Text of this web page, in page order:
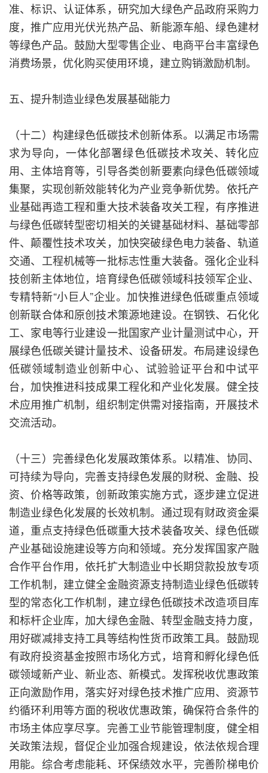
准、标识、认证体系，研究加大绿色产品政府采购力
度，推广应用光伏光热产品、新能源车船、绿色建材
等绿色产品。鼓励大型零售企业、电商平台丰富绿色
消费场景，优化购买使用环境，建立购销激励机制。
五、提升制造业绿色发展基础能力
（十二）构建绿色低碳技术创新体系。以满足市场需
求为导向，一体化部署绿色低碳技术攻关、转化应
用、主体培育等，引导各类创新要素向绿色低碳领域
集聚，实现创新效能转化为产业竞争新优势。依托产
业基础再造工程和重大技术装备攻关工程，有序推进
与绿色低碳转型密切相关的关键基础材料、基础零部
件、颠覆性技术攻关，加快突破绿色电力装备、轨道
交通、工程机械等一批标志性重大装备。强化企业科
技创新主体地位，培育绿色低碳领域科技领军企业、
专精特新“小巨人”企业。加快推进绿色低碳重点领域
创新联合体和原创技术策源地建设。在钢铁、石化化
工、家电等行业建设一批国家产业计量测试中心，开
展绿色低碳关键计量技术、设备研发。布局建设绿色
低碳领域制造业创新中心、试验验证平台和中试平
台，加快推进科技成果工程化和产业化发展。健全技
术应用推广机制，组织制定供需对接指南，开展技术
交流活动。
（十三）完善绿色化发展政策体系。以精准、协同、
可持续为导向，完善支持绿色发展的财税、金融、投
资、价格等政策，创新政策实施方式，逐步建立促进
制造业绿色化发展的长效机制。通过现有财政资金渠
道，重点支持绿色低碳重大技术装备攻关、绿色低碳
产业基础设施建设等方向和领域。充分发挥国家产融
合作平台作用，依托扩大制造业中长期贷款投放专项
工作机制，建立健全金融资源支持制造业绿色低碳转
型的常态化工作机制，建立绿色低碳技术改造项目库
和标杆企业库，加大绿色金融、转型金融支持力度，
用好碳减排支持工具等结构性货币政策工具。鼓励现
有政府投资基金按照市场化方式，培育和孵化绿色低
碳领域新产业、新业态、新模式。发挥税收优惠政策
正向激励作用，落实好对绿色技术推广应用、资源节
约循环利用等方面的税收优惠政策，确保符合条件的
市场主体应享尽享。完善工业节能管理制度，健全相
关政策法规，督促企业加强合规建设，依法依规合理
用能。综合考虑能耗、环保绩效水平，完善阶梯电价